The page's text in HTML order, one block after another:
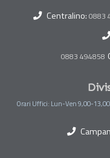
Centralino: 0883
0883 494858
Orari Uffici: Lun-Ven 9,00-